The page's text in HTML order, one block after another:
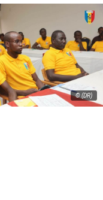
© (DR)